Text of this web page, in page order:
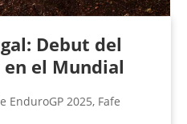
Debut del
el Mundial
EnduroGP 2025, Fafe